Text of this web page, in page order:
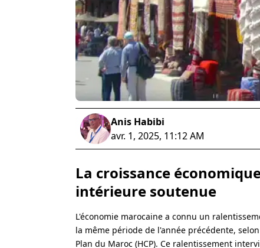
Anis Habibi
avr. 1, 2025, 11:12 AM
La croissance
intérieure soutenue
L'économie marocaine a connu un
la même période de l'année précédente,
Plan du Maroc (HCP). Ce ralentissement